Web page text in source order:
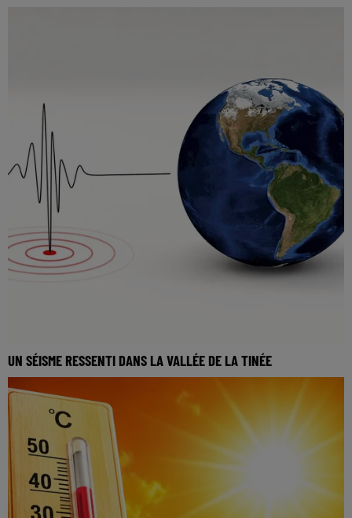
UN SÉISME RESSENTI DANS LA VALLÉE DE LA TINÉE